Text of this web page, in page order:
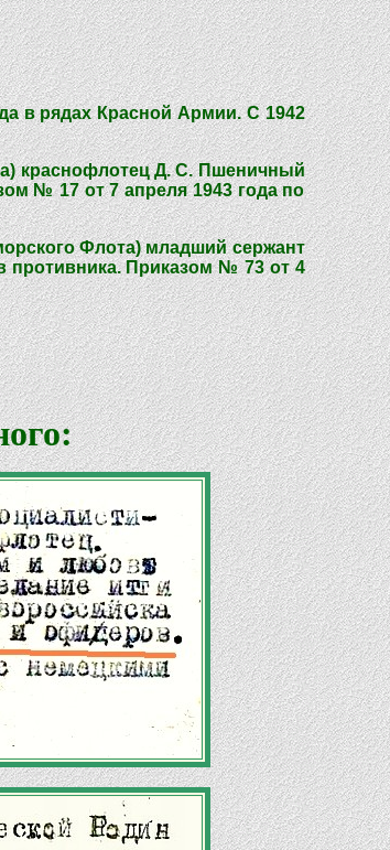
в рядах Красной Армии. С 1942
краснофлотец Д. С. Пшеничный
№ 17 от 7 апреля 1943 года по
Флота) младший сержант
противника. Приказом № 73 от 4